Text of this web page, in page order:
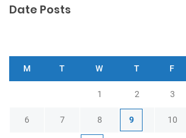
Date Posts
M T W T F
1 2 3
6 7 8 9 10